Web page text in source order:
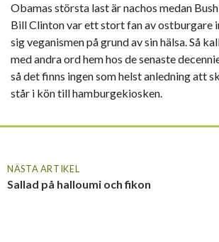
Obamas största last är nachos medan
Bill Clinton var ett stort fan av ostburgare
sig veganismen på grund av sin hälsa. Så
med andra ord hem hos de senaste
så det finns ingen som helst anledning att
står i kön till hamburgekiosken.
NÄSTA ARTIKEL
Sallad på halloumi och fikon